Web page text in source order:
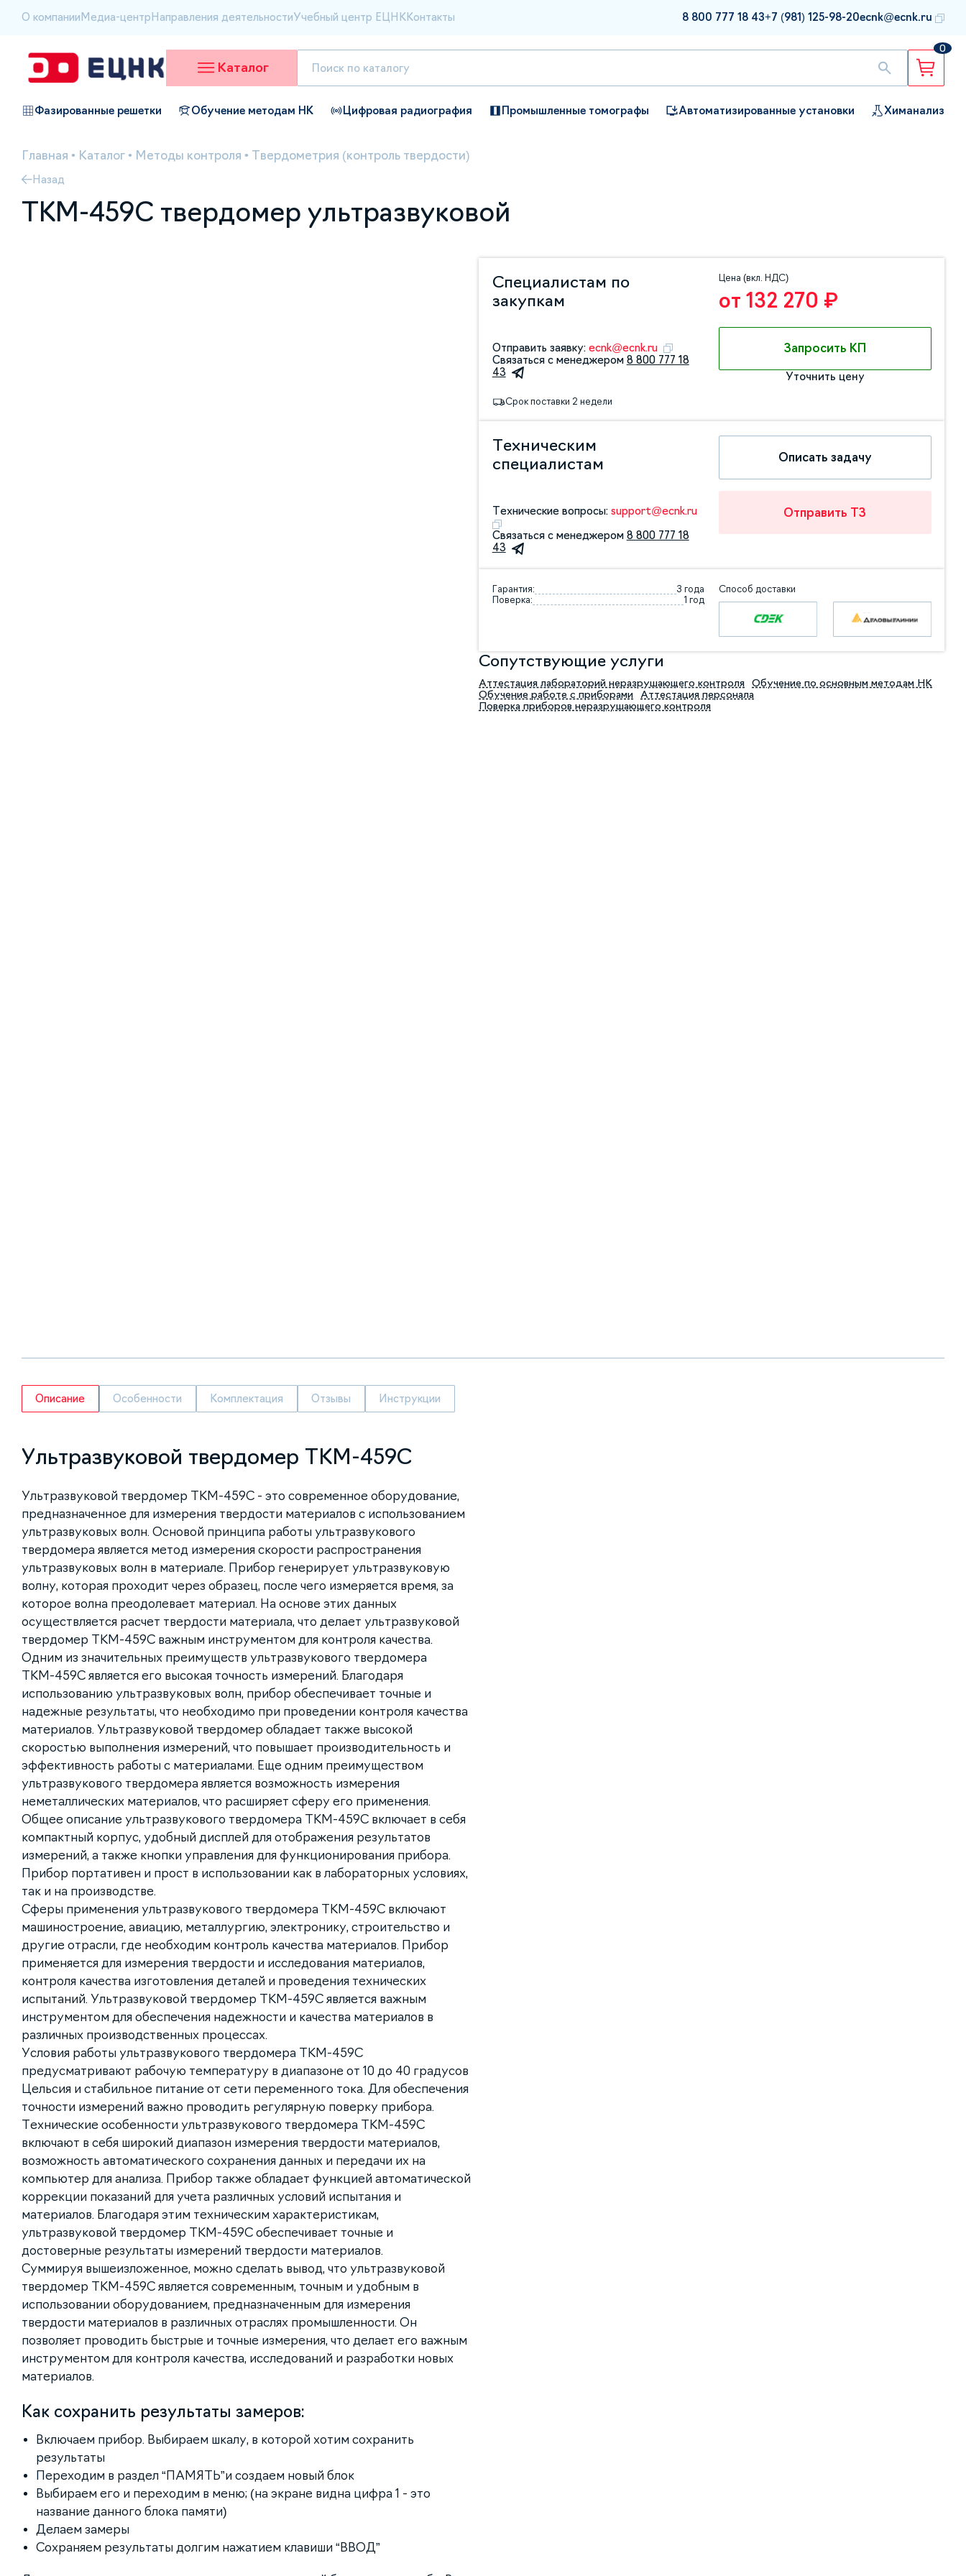
О компании Медиа-центр Направления деятельностиУчебный центр ЕЦНК Контакты 8 800 777 18 43+7 (981) 125-98-20ecnk@ecnk.ru
Каталог
0
Фазированные решетки Обучение методам НК Цифровая радиография Промышленные томографы Автоматизированные установки Химанализ
Главная • Каталог • Методы контроля • Твердометрия (контроль твердости)
Назад
ТКМ-459С твердомер ультразвуковой
Специалистам по
закупкам
Отправить заявку: ecnk@ecnk.ru
Связаться с менеджером 8 800 777 18
43
Срок поставки 2 недели
Цена (вкл. НДС)
от 132 270 ₽
Запросить КП
Уточнить цену
Техническим
специалистам
Технические вопросы: support@ecnk.ru
Связаться с менеджером 8 800 777 18
43
Описать задачу
Отправить ТЗ
Гарантия:
3 года
Поверка:
1 год
Способ доставки
Сопутствующие услуги
Аттестация лабораторий неразрушающего контроля
Обучение по основным методам НК
Обучение работе с приборами
Аттестация персонала
Поверка приборов неразрушающего контроля
Описание Особенности Комплектация Отзывы Инструкции
Ультразвуковой твердомер ТКМ-459С
Ультразвуковой твердомер ТКМ-459С - это современное оборудование,
предназначенное для измерения твердости материалов с использованием
ультразвуковых волн. Основой принципа работы ультразвукового
твердомера является метод измерения скорости распространения
ультразвуковых волн в материале. Прибор генерирует ультразвуковую
волну, которая проходит через образец, после чего измеряется время, за
которое волна преодолевает материал. На основе этих данных
осуществляется расчет твердости материала, что делает ультразвуковой
твердомер ТКМ-459С важным инструментом для контроля качества.
Одним из значительных преимуществ ультразвукового твердомера
ТКМ-459С является его высокая точность измерений. Благодаря
использованию ультразвуковых волн, прибор обеспечивает точные и
надежные результаты, что необходимо при проведении контроля качества
материалов. Ультразвуковой твердомер обладает также высокой
скоростью выполнения измерений, что повышает производительность и
эффективность работы с материалами. Еще одним преимуществом
ультразвукового твердомера является возможность измерения
неметаллических материалов, что расширяет сферу его применения.
Общее описание ультразвукового твердомера ТКМ-459С включает в себя
компактный корпус, удобный дисплей для отображения результатов
измерений, а также кнопки управления для функционирования прибора.
Прибор портативен и прост в использовании как в лабораторных условиях,
так и на производстве.
Сферы применения ультразвукового твердомера ТКМ-459С включают
машиностроение, авиацию, металлургию, электронику, строительство и
другие отрасли, где необходим контроль качества материалов. Прибор
применяется для измерения твердости и исследования материалов,
контроля качества изготовления деталей и проведения технических
испытаний. Ультразвуковой твердомер ТКМ-459С является важным
инструментом для обеспечения надежности и качества материалов в
различных производственных процессах.
Условия работы ультразвукового твердомера ТКМ-459С
предусматривают рабочую температуру в диапазоне от 10 до 40 градусов
Цельсия и стабильное питание от сети переменного тока. Для обеспечения
точности измерений важно проводить регулярную поверку прибора.
Технические особенности ультразвукового твердомера ТКМ-459С
включают в себя широкий диапазон измерения твердости материалов,
возможность автоматического сохранения данных и передачи их на
компьютер для анализа. Прибор также обладает функцией автоматической
коррекции показаний для учета различных условий испытания и
материалов. Благодаря этим техническим характеристикам,
ультразвуковой твердомер ТКМ-459С обеспечивает точные и
достоверные результаты измерений твердости материалов.
Суммируя вышеизложенное, можно сделать вывод, что ультразвуковой
твердомер ТКМ-459С является современным, точным и удобным в
использовании оборудованием, предназначенным для измерения
твердости материалов в различных отраслях промышленности. Он
позволяет проводить быстрые и точные измерения, что делает его важным
инструментом для контроля качества, исследований и разработки новых
материалов.
Как сохранить результаты замеров:
Включаем прибор. Выбираем шкалу, в которой хотим сохранить
результаты
Переходим в раздел “ПАМЯТЬ”и создаем новый блок
Выбираем его и переходим в меню; (на экране видна цифра 1 - это
название данного блока памяти)
Делаем замеры
Сохраняем результаты долгим нажатием клавиши “ВВОД”